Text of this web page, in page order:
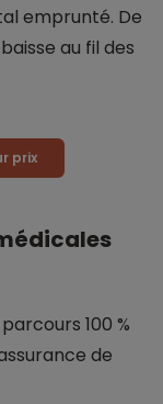
emprunté. De
au fil des
prix
100 %
de